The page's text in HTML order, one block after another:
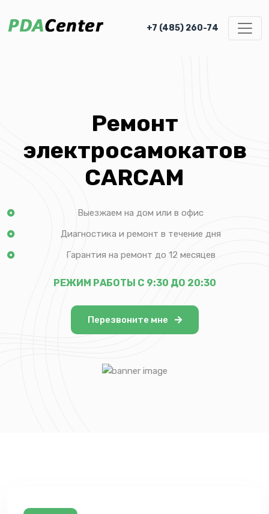
+7 (485) 260-74
Ремонт
электросамокатов
CARCAM
Выезжаем на дом или в офис
Диагностика и ремонт в течение дня
Гарантия на ремонт до 12 месяцев
РЕЖИМ РАБОТЫ С 9:30 ДО 20:30
Перезвоните мне